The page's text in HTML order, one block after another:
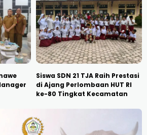
Siswa SDN 21 TJA Raih Prestasi
di Ajang Perlombaan HUT RI
ke-80 Tingkat Kecamatan